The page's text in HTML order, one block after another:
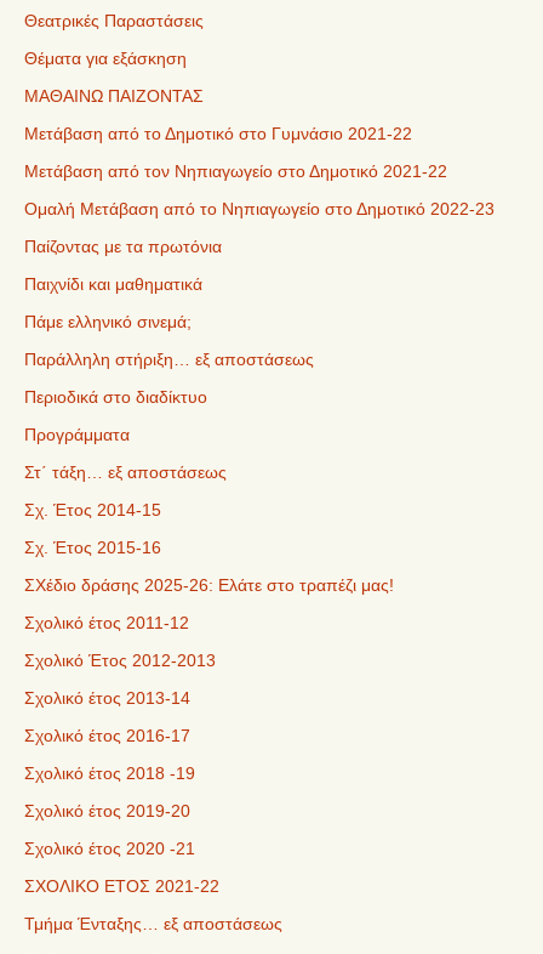
Θεατρικές Παραστάσεις
Θέματα για εξάσκηση
ΜΑΘΑΙΝΩ ΠΑΙΖΟΝΤΑΣ
Μετάβαση από το Δημοτικό στο Γυμνάσιο 2021-22
Μετάβαση από τον Νηπιαγωγείο στο Δημοτικό 2021-22
Ομαλή Μετάβαση από το Νηπιαγωγείο στο Δημοτικό 2022-23
Παίζοντας με τα πρωτόνια
Παιχνίδι και μαθηματικά
Πάμε ελληνικό σινεμά;
Παράλληλη στήριξη… εξ αποστάσεως
Περιοδικά στο διαδίκτυο
Προγράμματα
Στ΄ τάξη… εξ αποστάσεως
Σχ. Έτος 2014-15
Σχ. Έτος 2015-16
ΣΧέδιο δράσης 2025-26: Ελάτε στο τραπέζι μας!
Σχολικό έτος 2011-12
Σχολικό Έτος 2012-2013
Σχολικό έτος 2013-14
Σχολικό έτος 2016-17
Σχολικό έτος 2018 -19
Σχολικό έτος 2019-20
Σχολικό έτος 2020 -21
ΣΧΟΛΙΚΟ ΕΤΟΣ 2021-22
Τμήμα Ένταξης… εξ αποστάσεως